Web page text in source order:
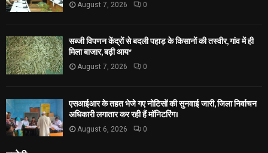
August 7, 2026 0
सब्जी विपणन केंद्रों से बदली पहाड़ के किसानों की तस्वीर, गांव में ही
मिला बाजार, बढ़ी आय*
August 7, 2026 0
एसआईआर के तहत भेजे गए नोटिसों की सुनवाई जारी, जिला निर्वाचन
अधिकारी लगातार कर रही हैं मॉनिटरिंग।
August 6, 2026 0